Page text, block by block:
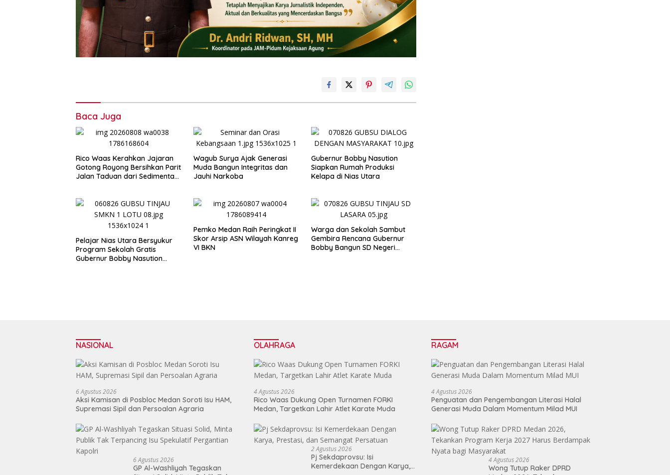
Baca Juga
Rico Waas Kerahkan Jajaran
Gotong Royong Bersihkan Parit
Jalan Taduan dari Sedimentasi
Wagub Surya Ajak Generasi
Muda Bangun Integritas dan
Jauhi Narkoba
Gubernur Bobby Nasution
Siapkan Rumah Produksi
Kelapa di Nias Utara
Pelajar Nias Utara Bersyukur
Program Sekolah Gratis
Gubernur Bobby Nasution
Pemko Medan Raih Peringkat II
Skor Arsip ASN Wilayah Kanreg
VI BKN
Warga dan Sekolah Sambut
Gembira Rencana Gubernur
Bobby Bangun SD Negeri
NASIONAL
6 Agustus 2026
Aksi Kamisan di Posbloc Medan Soroti Isu HAM,
Supremasi Sipil dan Persoalan Agraria
6 Agustus 2026
GP Al-Washliyah Tegaskan
OLAHRAGA
4 Agustus 2026
Rico Waas Dukung Open Turnamen FORKI
Medan, Targetkan Lahir Atlet Karate Muda
2 Agustus 2026
Pj Sekdaprovsu: Isi
Kemerdekaan Dengan Karya,
RAGAM
4 Agustus 2026
Penguatan dan Pengembangan Literasi Halal
Generasi Muda Dalam Momentum Milad MUI
4 Agustus 2026
Wong Tutup Raker DPRD